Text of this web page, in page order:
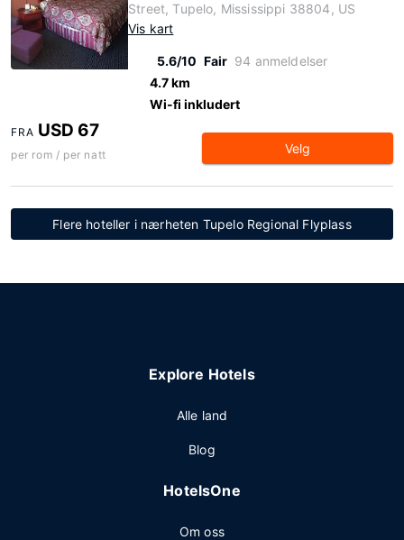
Street, Tupelo, Mississippi 38804, US
Vis kart
5.6/10 Fair 94 anmeldelser
4.7 km
Wi-fi inkludert
FRA USD 67
per rom / per natt Velg
Flere hoteller i nærheten Tupelo Regional Flyplass
Explore Hotels
Alle land
Blog
HotelsOne
Om oss